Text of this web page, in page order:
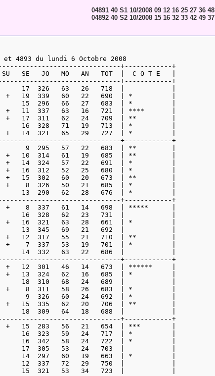
04891 40 S1 10/2008 09 12 16 25 27 36 48
04892 40 S2 10/2008 15 16 32 33 42 49 37
4893 du lundi 6 Octobre 2008
+------------+
SE   JO   MO   AN   TOT  |  C O T E   |
+------------+
17  326   63   26   718  |            |
19  339   60   22   690  | *          |
15  296   66   27   683  | *          |
11  337   63   16   721  | ****       |
17  311   62   24   709  | **         |
16  328   71   19   713  | *          |
14  321   65   29   727  | *          |
+------------+
9  295   57   22   683  | **         |
10  314   61   19   685  | **         |
14  324   57   22   691  | *          |
16  312   52   25   680  | *          |
15  302   60   20   673  | **         |
8  326   50   21   685  | *          |
13  290   62   28   676  | *          |
+------------+
8  337   61   14   698  | *****      |
16  328   62   23   731  |            |
16  321   63   28   661  | *          |
13  345   69   21   692  |            |
12  317   55   21   710  | **         |
7  337   53   19   701  | *          |
14  332   63   22   686  |            |
+------------+
12  301   46   14   673  | ******     |
13  324   62   16   685  | *          |
18  310   68   24   689  |            |
8  311   58   26   683  | *          |
9  326   60   24   692  | *          |
15  335   62   20   706  | **         |
18  309   64   18   688  |            |
+------------+
15  283   56   21   654  | ***        |
16  323   59   24   717  | *          |
16  342   58   24   722  | *          |
17  305   53   24   703  |            |
14  297   60   19   663  | *          |
12  337   72   29   750  |            |
15  321   53   34   723  |            |